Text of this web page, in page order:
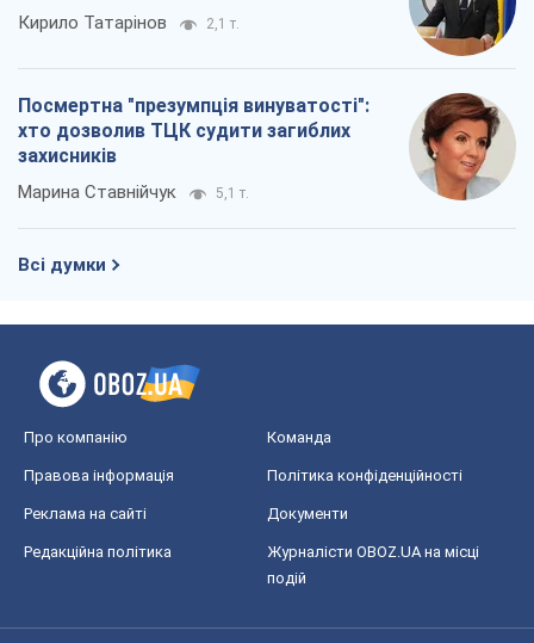
Кирило Татарінов 2,1 т.
Посмертна "презумпція винуватості":
хто дозволив ТЦК судити загиблих
захисників
Марина Ставнійчук 5,1 т.
Всі думки
Про компанію Команда
Правова інформація Політика конфіденційності
Реклама на сайті Документи
Редакційна політика
Журналісти OBOZ.UA на місці
подій